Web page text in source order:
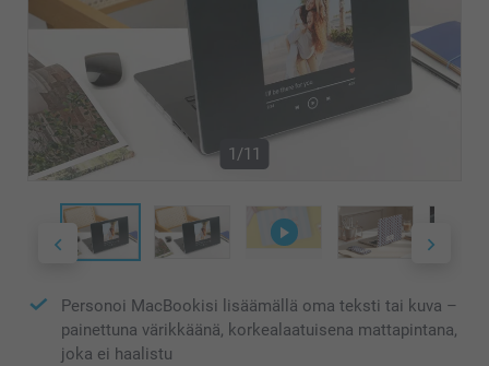
1/11
Personoi MacBookisi lisäämällä oma teksti tai kuva –
painettuna värikkäänä, korkealaatuisena mattapintana,
joka ei haalistu